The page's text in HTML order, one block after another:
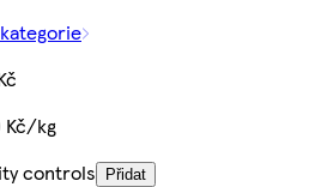
Kč/kg
controls
Přidat